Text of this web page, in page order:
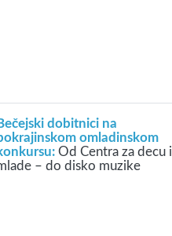
dobitnici na
omladinskom
Od Centra za decu i
– do disko muzike